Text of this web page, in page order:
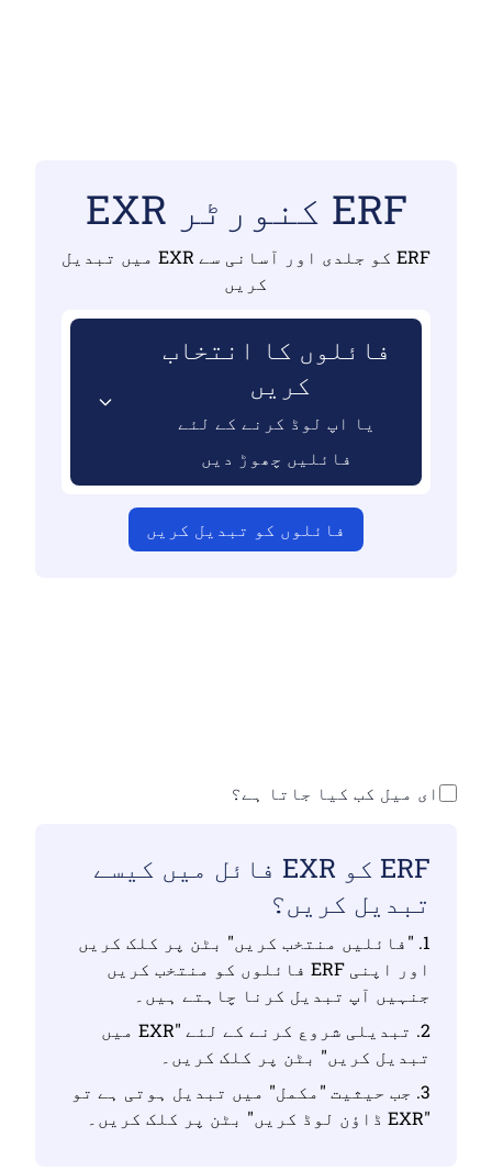
ERF کنورٹر EXR
ERF کو جلدی اور آسانی سے EXR میں تبدیل
کریں
فائلوں کا انتخاب
کریں
یا اپ لوڈ کرنے کے لئے
فائلیں چھوڑ دیں
فائلوں کو تبدیل کریں
ای میل کب کیا جاتا ہے؟
ERF کو EXR فائل میں کیسے
تبدیل کریں؟
1. "فائلیں منتخب کریں" بٹن پر کلک کریں
اور اپنی ERF فائلوں کو منتخب کریں
جنہیں آپ تبدیل کرنا چاہتے ہیں۔
2. تبدیلی شروع کرنے کے لئے "EXR میں
تبدیل کریں" بٹن پر کلک کریں۔
3. جب حیثیت "مکمل" میں تبدیل ہوتی ہے تو
"EXR ڈاؤن لوڈ کریں" بٹن پر کلک کریں۔